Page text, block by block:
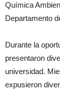
Química
Departamento
Durante la
presentaron
universidad.
expusieron